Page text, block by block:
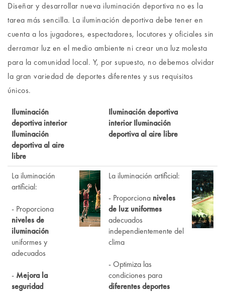
Diseñar y desarrollar nueva iluminación deportiva no es la
tarea más sencilla. La iluminación deportiva debe tener en
cuenta a los jugadores, espectadores, locutores y oficiales sin
derramar luz en el medio ambiente ni crear una luz molesta
para la comunidad local. Y, por supuesto, no debemos olvidar
la gran variedad de deportes diferentes y sus requisitos
únicos.
Iluminación
deportiva interior
Iluminación
deportiva al aire
libre
Iluminación deportiva
interior Iluminación
deportiva al aire libre
La iluminación
artificial:
- Proporciona
niveles de
iluminación
uniformes y
adecuados
- Mejora la
seguridad
La iluminación artificial:
- Proporciona niveles
de luz uniformes
adecuados
independientemente del
clima
- Optimiza las
condiciones para
diferentes deportes